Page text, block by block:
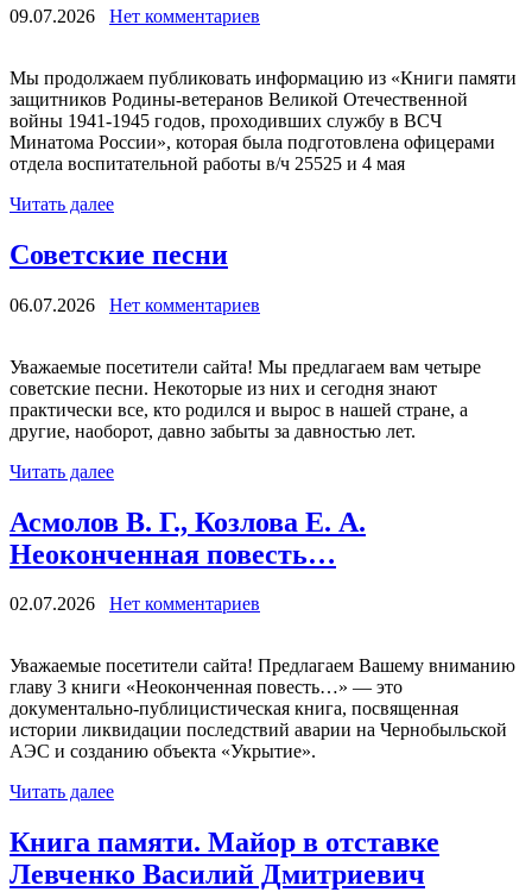
09.07.2026 Нет комментариев
Мы продолжаем публиковать информацию из «Книги памяти
защитников Родины-ветеранов Великой Отечественной
войны 1941-1945 годов, проходивших службу в ВСЧ
Минатома России», которая была подготовлена офицерами
отдела воспитательной работы в/ч 25525 и 4 мая
Читать далее
Советские песни
06.07.2026 Нет комментариев
Уважаемые посетители сайта! Мы предлагаем вам четыре
советские песни. Некоторые из них и сегодня знают
практически все, кто родился и вырос в нашей стране, а
другие, наоборот, давно забыты за давностью лет.
Читать далее
Асмолов В. Г., Козлова Е. А.
Неоконченная повесть…
02.07.2026 Нет комментариев
Уважаемые посетители сайта! Предлагаем Вашему вниманию
главу 3 книги «Неоконченная повесть…» — это
документально-публицистическая книга, посвященная
истории ликвидации последствий аварии на Чернобыльской
АЭС и созданию объекта «Укрытие».
Читать далее
Книга памяти. Майор в отставке
Левченко Василий Дмитриевич